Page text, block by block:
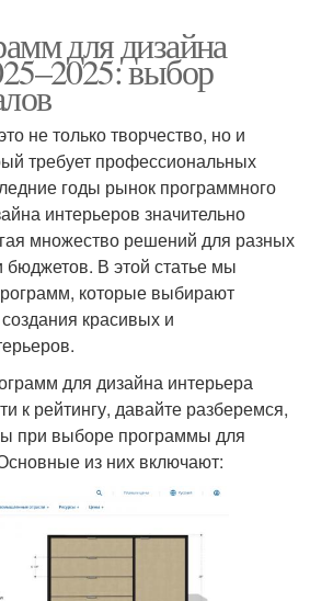
для дизайна
выбор
не только творчество, но и
требует профессиональных
годы рынок программного
интерьеров значительно
множество решений для разных
бюджетов. В этой статье мы
которые выбирают
красивых и
для дизайна интерьера
к рейтингу, давайте разберемся,
при выборе программы для
из них включают: